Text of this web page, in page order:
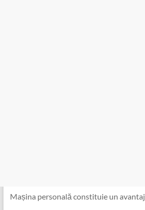
Mașina personală constituie un avantaj